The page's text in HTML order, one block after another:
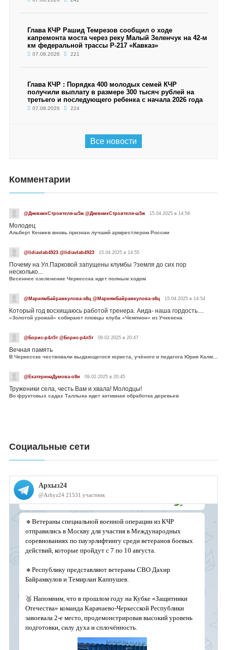
Глава КЧР Рашид Темрезов сообщил о ходе
капремонта моста через реку Малый Зеленчук на 42-м
км федеральной трассы Р-217 «Кавказ»
07.08.2026 221
Глава КЧР : Порядка 400 молодых семей КЧР
получили выплату в размере 300 тысяч рублей на
третьего и последующего ребенка с начала 2026 года
07.08.2026 224
Все новости
Комментарии
@ДневникСтроителя-ш5ж @ДневникСтроителя-ш5ж 15.04.2025 в 14:56
Молодец
Альберт Кенжев вновь признан лучший армрестлером России
@lidiavlab4923 @lidiavlab4923 15.04.2025 в 14:55
Почему на Ул.Парковой запущены клумбы ?земля до сих пор
несколько...
Весеннее озеленение Черкесска идет полным ходом
@МариямБайрамкулова-э8ц @МариямБайрамкулова-э8ц 15.04.2025 в 14:54
Который год восхищаюсь работой тренера. Аида- наша гордость....
«Золотой урожай» собирают пловцы клуба «Чемпион» из Учкекена
@Борис-р4л5т @Борис-р4л5т 09.02.2025 в 20:47
Вечная память
В Черкесске чествовали выдающегося юриста, учёного и педагога Юрия Калмыкова
@ЕкатеринаДумова-о8и 09.02.2025 в 20:45
Труженики села, честь Вам и хвала! Молодцы!
Во фруктовых садах Таллыка идет активная обработка деревьев
Социальные сети